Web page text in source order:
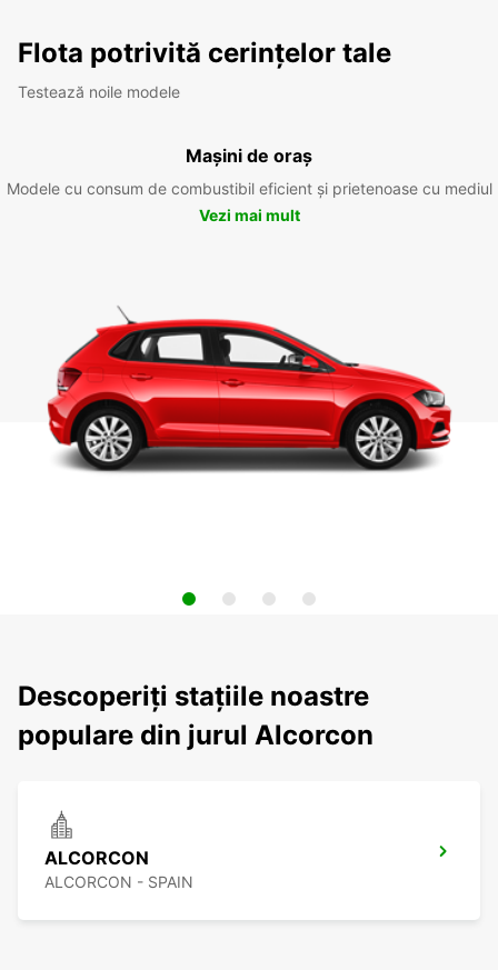
Flota potrivită cerințelor tale
Testează noile modele
Mașini de oraș
Modele cu consum de combustibil eficient și prietenoase cu mediul
Vezi mai mult
Descoperiți stațiile noastre
populare din jurul Alcorcon
ALCORCON
ALCORCON - SPAIN